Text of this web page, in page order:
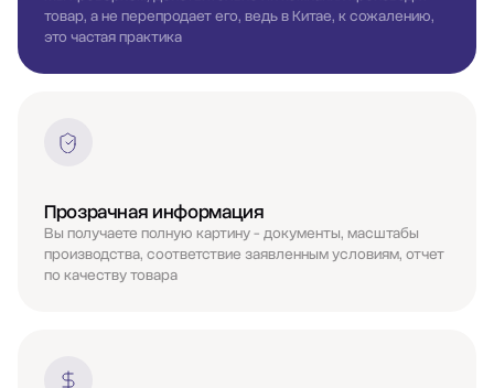
товар, а не перепродает его, ведь в Китае, к сожалению,
это частая практика
Прозрачная информация
Вы получаете полную картину - документы, масштабы
производства, соответствие заявленным условиям, отчет
по качеству товара